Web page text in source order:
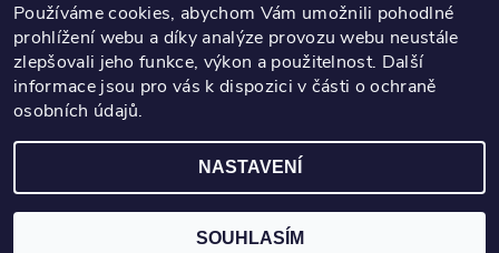
Ověřeno našimi zákazníky
2026 © Infoto.cz, všechna práva vyhrazena
Používáme cookies, abychom Vám umožnili pohodlné
prohlížení webu a díky analýze provozu webu neustále
zlepšovali jeho funkce, výkon a použitelnost. Další
informace jsou pro vás k dispozici v části o ochraně
osobních údajů.
NASTAVENÍ
SOUHLASÍM